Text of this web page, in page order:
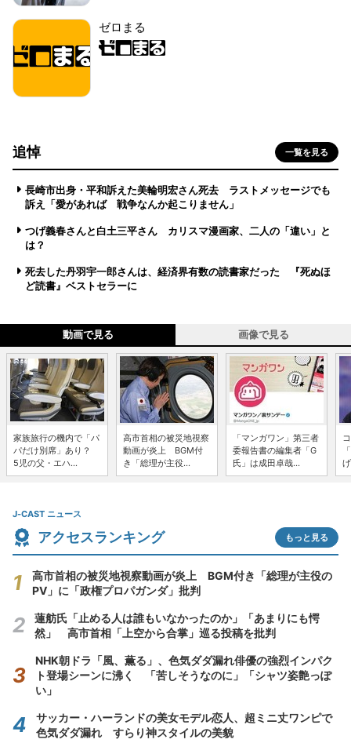
ゼロまる
追悼 一覧を見る
長崎市出身・平和訴えた美輪明宏さん死去 ラストメッセージでも
訴え「愛があれば 戦争なんか起こりません」
つげ義春さんと白土三平さん カリスマ漫画家、二人の「違い」と
は？
死去した丹羽宇一郎さんは、経済界有数の読書家だった 『死ぬほ
ど読書』ベストセラーに
動画で見る 画像で見る
家族旅行の機内で「パ
パだけ別席」あり？
5児の父・エハ...
高市首相の被災地視察
動画が炎上 BGM付
き「総理が主役...
「マンガワン」第三者
委報告書の編集者「G
氏」は成田卓哉...
J-CAST ニュース
アクセスランキング もっと見る
高市首相の被災地視察動画が炎上 BGM付き「総理が主役の
PV」に「政権プロパガンダ」批判
蓮舫氏「止める人は誰もいなかったのか」「あまりにも愕
然」 高市首相「上空から合掌」巡る投稿を批判
NHK朝ドラ「風、薫る」、色気ダダ漏れ俳優の強烈インパク
ト登場シーンに沸く 「苦しそうなのに」「シャツ姿艶っぽ
い」
サッカー・ハーランドの美女モデル恋人、超ミニ丈ワンピで
色気ダダ漏れ すらり神スタイルの美貌